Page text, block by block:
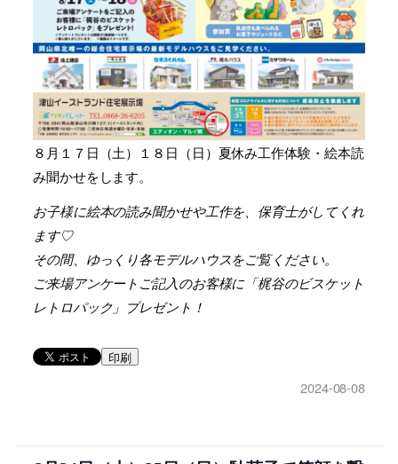
８月１７日（土）１８日（日）夏休み工作体験・絵本読
み聞かせをします。
お子様に絵本の読み聞かせや工作を、保育士がしてくれ
ます♡
その間、ゆっくり各モデルハウスをご覧ください。
ご来場アンケートご記入のお客様に「梶谷のビスケット
レトロパック」プレゼント！
印刷
2024-08-08